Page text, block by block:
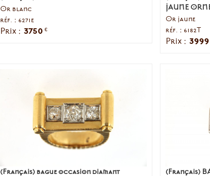
Or blanc
réf. : 6271e
Prix : 3750 €
JAUNE
Or jaune
réf. : 6182T
Prix : 3999
(Français) bague occasion diamant (Français)